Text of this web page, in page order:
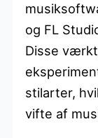
og FL
Disse
stilarter,
vifte af